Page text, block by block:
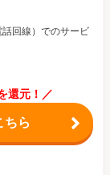
回線）でのサービ
還元！／
ちら